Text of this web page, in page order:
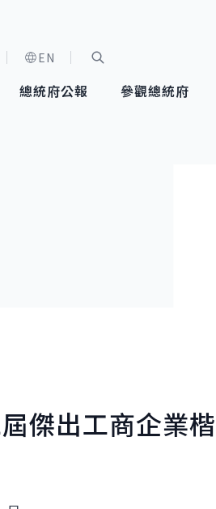
字級選單
EN
總統府公報 參觀總統府
傑出工商企業